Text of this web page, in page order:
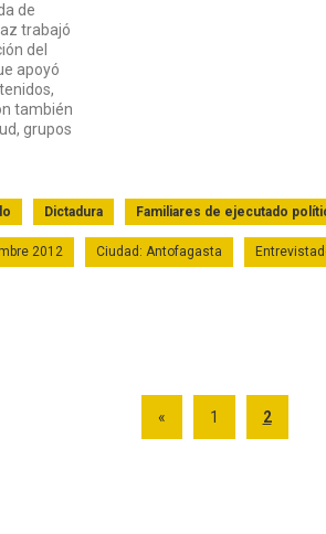
de
trabajó
del
apoyó
también
grupos
Dictadura Familiares de ejecutado
2012 Ciudad: Antofagasta
« 1 2